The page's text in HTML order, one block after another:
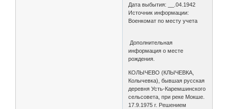
Дата выбытия: __.04.1942
Источник информации:
Военкомат по месту учета
Дополнительная
информация о месте
рождения.
КОЛЫЧЕВО (КЛЫЧЕВКА,
Колычевка), бывшая русская
деревня Усть-Каремшинского
сельсовета, при реке Мокше.
17.9.1975 г. Решением